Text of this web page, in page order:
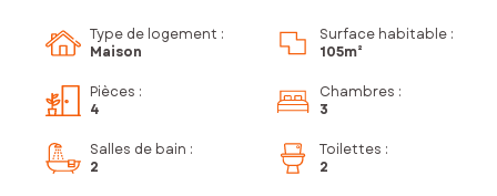
Type de logement :
Maison
Surface habitable :
105m²
Pièces :
4
Chambres :
3
Salles de bain :
2
Toilettes :
2